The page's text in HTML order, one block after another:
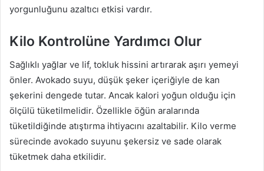
yorgunluğunu azaltıcı etkisi vardır.
Kilo Kontrolüne Yardımcı Olur
Sağlıklı yağlar ve lif, tokluk hissini artırarak aşırı yemeyi
önler. Avokado suyu, düşük şeker içeriğiyle de kan
şekerini dengede tutar. Ancak kalori yoğun olduğu için
ölçülü tüketilmelidir. Özellikle öğün aralarında
tüketildiğinde atıştırma ihtiyacını azaltabilir. Kilo verme
sürecinde avokado suyunu şekersiz ve sade olarak
tüketmek daha etkilidir.